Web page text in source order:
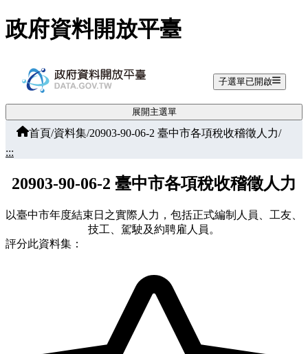
跳至主要內容
政府資料開放平臺
子選單已開啟
展開主選單
首頁/資料集/20903-90-06-2 臺中市各項稅收稽徵人力/
:::
20903-90-06-2 臺中市各項稅收稽徵人力
以臺中市年度結束日之實際人力，包括正式編制人員、工友、
技工、駕駛及約聘雇人員。
評分此資料集：